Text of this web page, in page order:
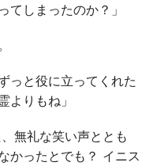
てしまったのか？」
っと役に立ってくれた
よりもね」
無礼な笑い声ととも
かったとでも？ イニス